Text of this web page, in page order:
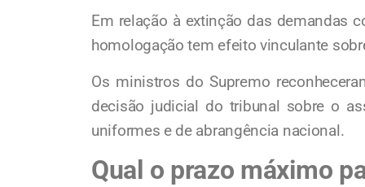
Em relação à extinção das demandas
homologação tem efeito vinculante
Os ministros do Supremo
decisão judicial do tribunal sobre o
uniformes e de abrangência nacional.
Qual o prazo máximo